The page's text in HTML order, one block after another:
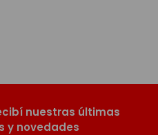
nuestras últimas
y novedades